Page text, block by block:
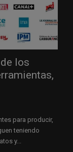
los
para producir,
teniendo
y...